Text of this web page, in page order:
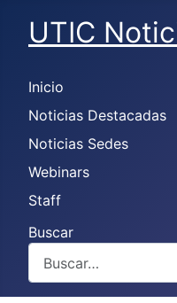
UTIC
Inicio
Noticias Destacadas
Noticias Sedes
Webinars
Staff
Buscar
Type 2 or more